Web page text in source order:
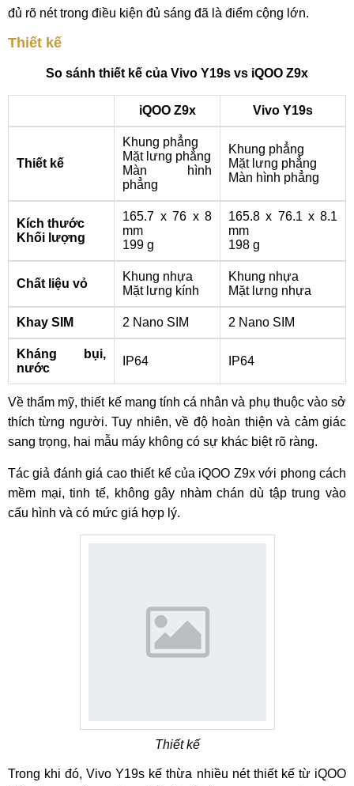
đủ rõ nét trong điều kiện đủ sáng đã là điểm cộng lớn.
Thiết kế
So sánh thiết kế của Vivo Y19s vs iQOO Z9x
iQOO Z9x Vivo Y19s
Thiết kế
Khung phẳng
Mặt lưng phẳng
Màn hình
phẳng
Khung phẳng
Mặt lưng phẳng
Màn hình phẳng
Kích thước
Khối lượng
165.7 x 76 x 8
mm
199 g
165.8 x 76.1 x 8.1
mm
198 g
Chất liệu vỏ
Khung nhựa
Mặt lưng kính
Khung nhựa
Mặt lưng nhựa
Khay SIM 2 Nano SIM 2 Nano SIM
Kháng bụi,
nước
IP64 IP64
Về thẩm mỹ, thiết kế mang tính cá nhân và phụ thuộc vào sở
thích từng người. Tuy nhiên, về độ hoàn thiện và cảm giác
sang trọng, hai mẫu máy không có sự khác biệt rõ ràng.
Tác giả đánh giá cao thiết kế của iQOO Z9x với phong cách
mềm mại, tinh tế, không gây nhàm chán dù tập trung vào
cấu hình và có mức giá hợp lý.
Thiết kế
Trong khi đó, Vivo Y19s kế thừa nhiều nét thiết kế từ iQOO